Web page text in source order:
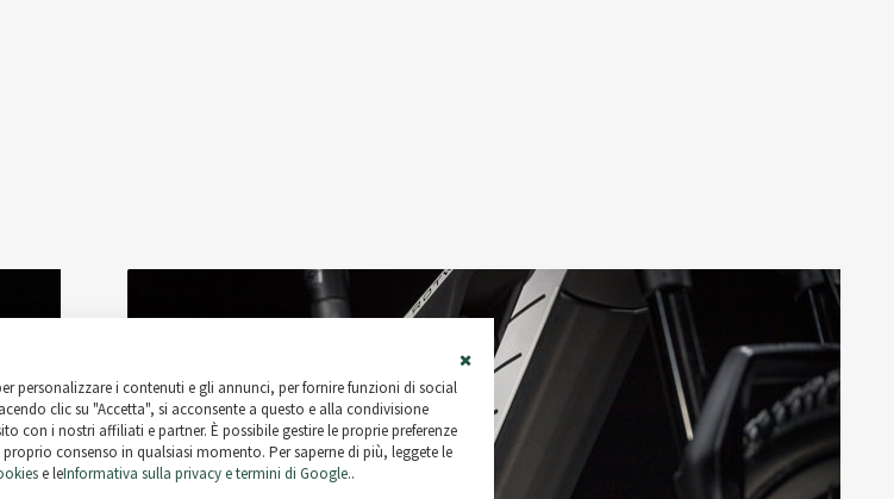
Cookie
personalizzare i contenuti e gli annunci, per fornire funzioni di social
clic su "Accetta", si acconsente a questo e alla condivisione
con i nostri affiliati e partner. È possibile gestire le proprie preferenze
consenso in qualsiasi momento. Per saperne di più, leggete le
e leInformativa sulla privacy e termini di Google..